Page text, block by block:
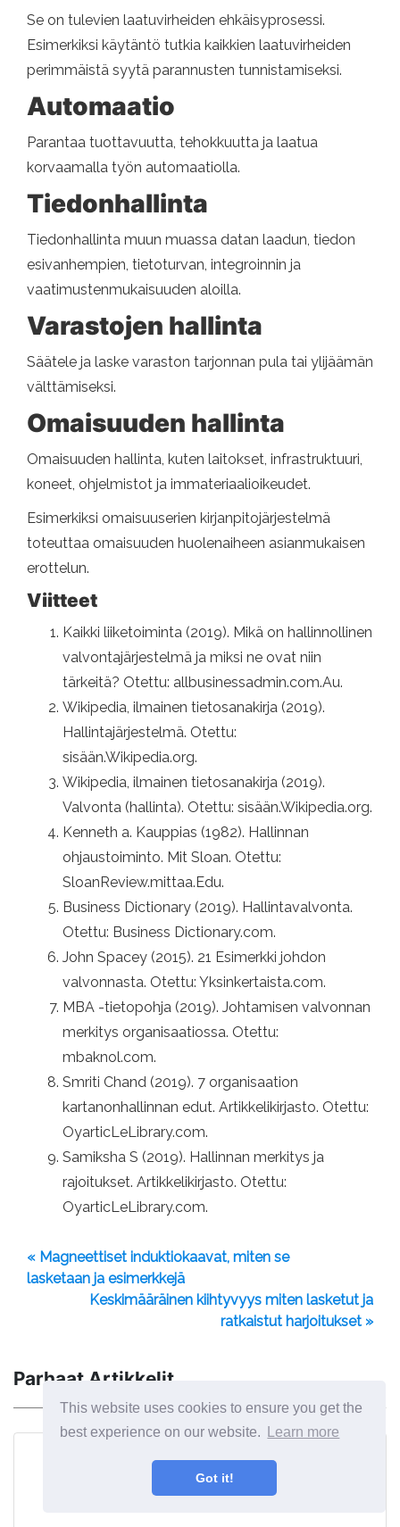
This website uses cookies to ensure you get the
best experience on our website.
Learn more
Got it!
Se on tulevien laatuvirheiden ehkäisyprosessi.
Esimerkiksi käytäntö tutkia kaikkien laatuvirheiden
perimmäistä syytä parannusten tunnistamiseksi.
Automaatio
Parantaa tuottavuutta, tehokkuutta ja laatua
korvaamalla työn automaatiolla.
Tiedonhallinta
Tiedonhallinta muun muassa datan laadun, tiedon
esivanhempien, tietoturvan, integroinnin ja
vaatimustenmukaisuuden aloilla.
Varastojen hallinta
Säätele ja laske varaston tarjonnan pula tai ylijäämän
välttämiseksi.
Omaisuuden hallinta
Omaisuuden hallinta, kuten laitokset, infrastruktuuri,
koneet, ohjelmistot ja immateriaalioikeudet.
Esimerkiksi omaisuuserien kirjanpitojärjestelmä
toteuttaa omaisuuden huolenaiheen asianmukaisen
erottelun.
Viitteet
Kaikki liiketoiminta (2019). Mikä on hallinnollinen
valvontajärjestelmä ja miksi ne ovat niin
tärkeitä? Otettu: allbusinessadmin.com.Au.
Wikipedia, ilmainen tietosanakirja (2019).
Hallintajärjestelmä. Otettu:
sisään.Wikipedia.org.
Wikipedia, ilmainen tietosanakirja (2019).
Valvonta (hallinta). Otettu: sisään.Wikipedia.org.
Kenneth a. Kauppias (1982). Hallinnan
ohjaustoiminto. Mit Sloan. Otettu:
SloanReview.mittaa.Edu.
Business Dictionary (2019). Hallintavalvonta.
Otettu: Business Dictionary.com.
John Spacey (2015). 21 Esimerkki johdon
valvonnasta. Otettu: Yksinkertaista.com.
MBA -tietopohja (2019). Johtamisen valvonnan
merkitys organisaatiossa. Otettu:
mbaknol.com.
Smriti Chand (2019). 7 organisaation
kartanonhallinnan edut. Artikkelikirjasto. Otettu:
OyarticLeLibrary.com.
Samiksha S (2019). Hallinnan merkitys ja
rajoitukset. Artikkelikirjasto. Otettu:
OyarticLeLibrary.com.
« Magneettiset induktiokaavat, miten se
lasketaan ja esimerkkejä
Keskimääräinen kiihtyvyys miten lasketut ja
ratkaistut harjoitukset »
Parhaat Artikkelit